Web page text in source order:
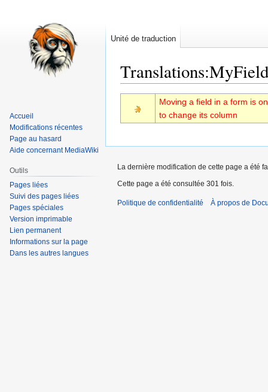
Translations:
la
la
Moving a field in a form is
to change its column
Unité de traduction
Accueil
Modifications récentes
Page au hasard
Aide concernant MediaWiki
Outils
Pages liées
Suivi des pages liées
Pages spéciales
Version imprimable
Lien permanent
Informations sur la page
Dans les autres langues
La dernière modification de cette page a été
Cette page a été consultée 301 fois.
Politique de confidentialité À propos de